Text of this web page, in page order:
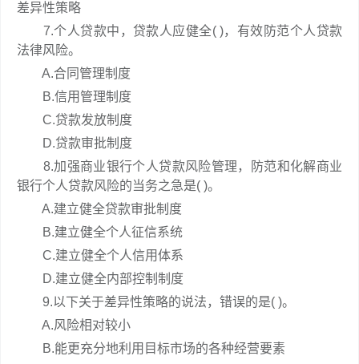
差异性策略
7.个人贷款中，贷款人应健全( )，有效防范个人贷款
法律风险。
A.合同管理制度
B.信用管理制度
C.贷款发放制度
D.贷款审批制度
8.加强商业银行个人贷款风险管理，防范和化解商业
银行个人贷款风险的当务之急是( )。
A.建立健全贷款审批制度
B.建立健全个人征信系统
C.建立健全个人信用体系
D.建立健全内部控制制度
9.以下关于差异性策略的说法，错误的是( )。
A.风险相对较小
B.能更充分地利用目标市场的各种经营要素